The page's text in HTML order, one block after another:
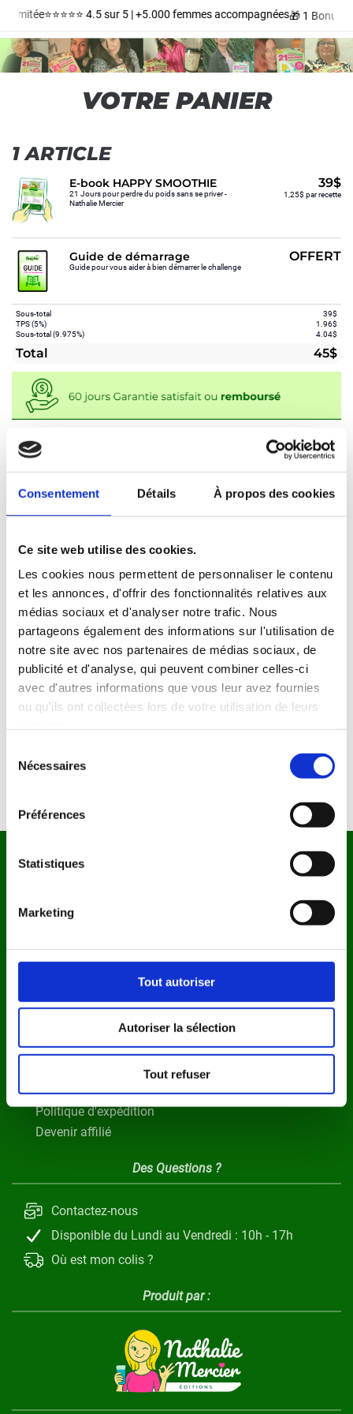
Consentement Détails À propos des cookies
Ce site web utilise des cookies.
Les cookies nous permettent de personnaliser le contenu
et les annonces, d'offrir des fonctionnalités relatives aux
médias sociaux et d'analyser notre trafic. Nous
partageons également des informations sur l'utilisation de
notre site avec nos partenaires de médias sociaux, de
publicité et d'analyse, qui peuvent combiner celles-ci
avec d'autres informations que vous leur avez fournies
ou qu'ils ont collectées lors de votre utilisation de leurs
Nécessaires
Préférences
Statistiques
Marketing
Tout autoriser
Autoriser la sélection
Tout refuser
VOTRE PANIER
1 ARTICLE
E-book HAPPY SMOOTHIE
21 Jours pour perdre du poids sans se priver -
Nathalie Mercier
39$
1,25$ par recette
Guide de démarrage
Guide pour vous aider à bien démarrer le challenge
OFFERT
Sous-total
TPS (5%)
Sous-total (9.975%)
39$
1.96$
4.04$
Total 45$
1
INFORMATIONS
ETAPE 2 :
INFORMATIONS
Contact
En continuant vous acceptez nos C.G.V et Charte de confidentialité
Instagram
CGV
Mentions légales
Politique de confidentialité
Politique de remboursement
Clause de non responsabilité
Politique d'expédition
Devenir affilié
Des Questions ?
Contactez-nous
Disponible du Lundi au Vendredi : 10h - 17h
Où est mon colis ?
Produit par :
Limitée⭐️⭐️⭐️⭐️⭐️ 4.5 sur 5 | +5.000 femmes accompagnées🎁 1 Bonus